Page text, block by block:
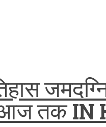
तक IN